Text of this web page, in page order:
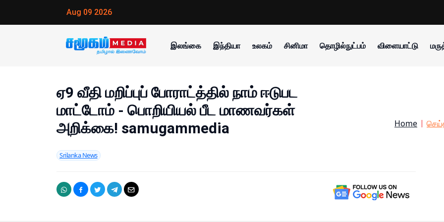
Aug 09 2026
இலங்கை இந்தியா உலகம் சினிமா தொழில்நுட்பம் விளையாட்டு
ஏ9 வீதி மறிப்புப் போராட்த்தில் நாம் ஈடுபட
மாட்டோம் - பொறியியல் பீட மாணவர்கள்
அறிக்கை! samugammedia
Srilanka News
Home